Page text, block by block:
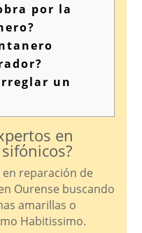
por la
un
en
reparación de
Ourense buscando
amarillas o
Habitissimo.